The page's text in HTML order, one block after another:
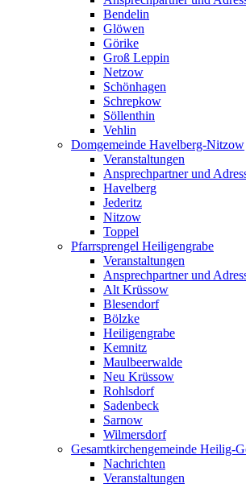
Bendelin
Glöwen
Görike
Groß Leppin
Netzow
Schönhagen
Schrepkow
Söllenthin
Vehlin
Domgemeinde Havelberg-Nitzow
Veranstaltungen
Ansprechpartner und
Havelberg
Jederitz
Nitzow
Toppel
Pfarrsprengel Heiligengrabe
Veranstaltungen
Ansprechpartner und
Alt Krüssow
Blesendorf
Bölzke
Heiligengrabe
Kemnitz
Maulbeerwalde
Neu Krüssow
Rohlsdorf
Sadenbeck
Sarnow
Wilmersdorf
Gesamtkirchengemeinde Heilig-
Nachrichten
Veranstaltungen